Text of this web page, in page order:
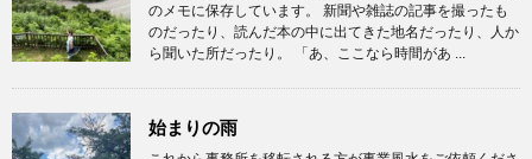
のメモに保存しています。 新聞や雑誌の記事を撮ったも
のだったり、読んだ本の中に出てきた地名だったり、人か
ら聞いた所だったり。 「あ、ここなら時間があ ...
始まりの雨